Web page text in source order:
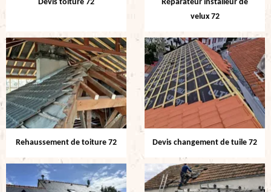
Devis toiture 72
Réparateur installeur de
velux 72
Rehaussement de toiture 72 Devis changement de tuile 72